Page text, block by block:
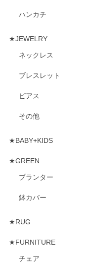
ハンカチ
★JEWELRY
ネックレス
ブレスレット
ピアス
その他
★BABY+KIDS
★GREEN
プランター
鉢カバー
★RUG
★FURNITURE
チェア